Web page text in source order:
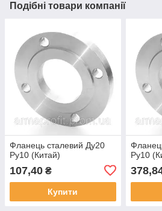
Подібні товари компанії
Фланець сталевий Ду20
Ру10 (Китай)
107,40 ₴
Купити
Ру10